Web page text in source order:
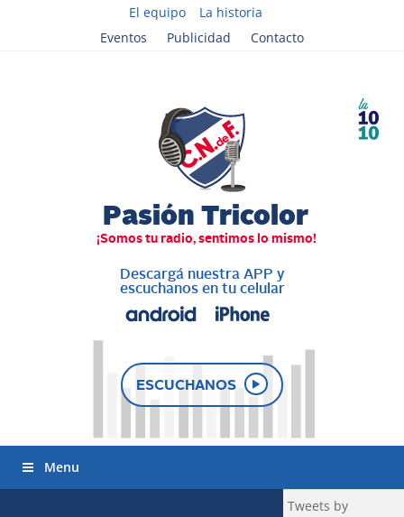
El equipo
La historia
Eventos
Publicidad Contacto
Descargá nuestra APP y
escuchanos en tu celular
ESCUCHANOS
Menu
Tweets by